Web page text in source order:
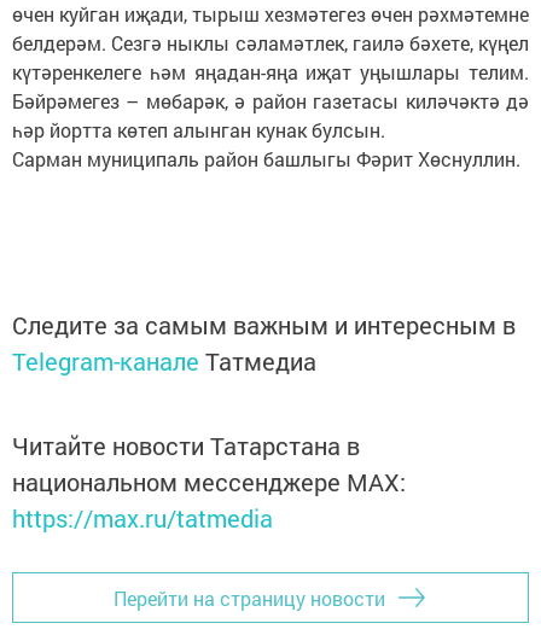
өчен куйган иҗади, тырыш хезмәтегез өчен рәхмәтемне
белдерәм. Сезгә ныклы сәламәтлек, гаилә бәхете, күңел
күтәренкелеге һәм яңадан-яңа иҗат уңышлары телим.
Бәйрәмегез – мөбарәк, ә район газетасы киләчәктә дә
һәр йортта көтеп алынган кунак булсын.
Сарман муниципаль район башлыгы Фәрит Хөснуллин.
Следите за самым важным и интересным в
Telegram-канале Татмедиа
Читайте новости Татарстана в
национальном мессенджере MАХ:
https://max.ru/tatmedia
Перейти на страницу новости